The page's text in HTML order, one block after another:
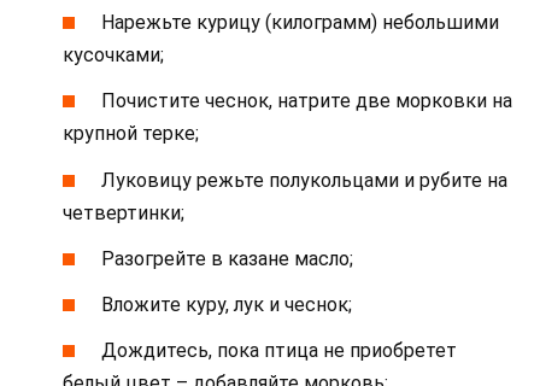
Нарежьте курицу (килограмм) небольшими
кусочками;
Почистите чеснок, натрите две морковки на
крупной терке;
Луковицу режьте полукольцами и рубите на
четвертинки;
Разогрейте в казане масло;
Вложите куру, лук и чеснок;
Дождитесь, пока птица не приобретет